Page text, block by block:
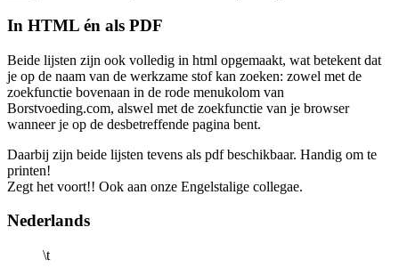
In HTML én als PDF
Beide lijsten zijn ook volledig in html opgemaakt, wat betekent dat
je op de naam van de werkzame stof kan zoeken: zowel met de
zoekfunctie bovenaan in de rode menukolom van
Borstvoeding.com, alswel met de zoekfunctie van je browser
wanneer je op de desbetreffende pagina bent.
Daarbij zijn beide lijsten tevens als pdf beschikbaar. Handig om te
printen!
Zegt het voort!! Ook aan onze Engelstalige collegae.
Nederlands
\t